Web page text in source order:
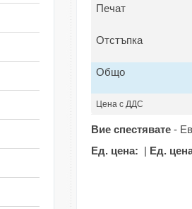
Печат
Отстъпка
Общо
Цена с ДДС
Вие спестявате -
Ед. цена: | Ед.